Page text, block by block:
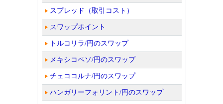
スプレッド（取引コスト）
スワップポイント
トルコリラ/円のスワップ
メキシコペソ/円のスワップ
チェココルナ/円のスワップ
ハンガリーフォリント/円のスワップ